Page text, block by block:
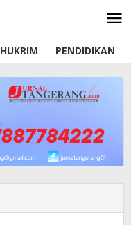
HUKRIM PENDIDIKAN